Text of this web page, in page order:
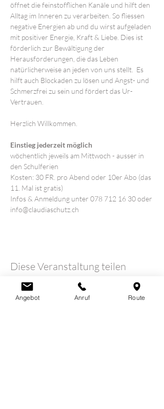
öffnet die feinstofflichen Kanäle und hilft den
Alltag im Inneren zu verarbeiten. So fliessen
negative Energien ab und du wirst aufgeladen
mit positiver Energie, Kraft & Liebe. Dies ist
förderlich zur Bewältigung der
Herausforderungen, die das Leben
natürlicherweise an jeden von uns stellt.  Es
hilft auch Blockaden zu lösen und Angst- und
Schmerzfrei zu sein und fördert das Ur-
Vertrauen.
Herzlich Willkommen.
Einstieg jederzeit möglich
wöchentlich jeweils am Mittwoch - ausser in
den Schulferien
Kosten: 30 FR. pro Abend oder 10er Abo (das
11. Mal ist gratis)
Infos & Anmeldung unter 078 712 16 30 oder
info@claudiaschutz.ch
Diese Veranstaltung teilen
Angebot Anruf Route